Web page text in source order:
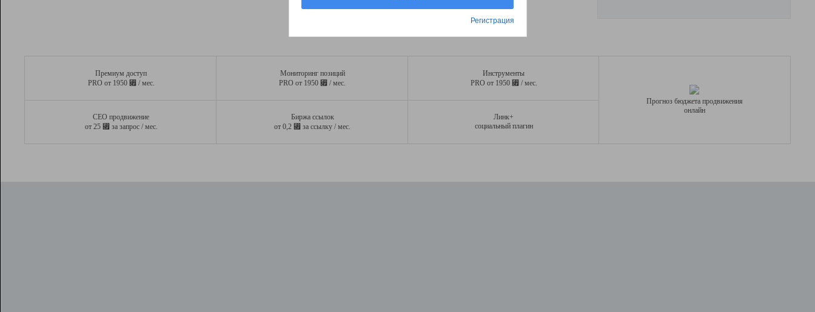
Премиум доступ
PRO от 1950 ⃏ / мес.
Мониторинг позиций
PRO от 1950 ⃏ / мес.
Инструменты
PRO от 1950 ⃏ / мес.
СЕО продвижение
от 25 ⃏ за запрос / мес.
Биржа ссылок
от 0,2 ⃏ за ссылку / мес.
Линк+
социальный плагин
Прогноз бюджета продвижения
онлайн
Регистрация